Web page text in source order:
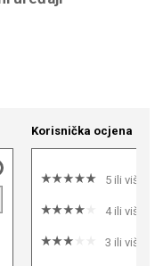
Korisnička ocjena
5 ili više
4 ili više
3 ili više